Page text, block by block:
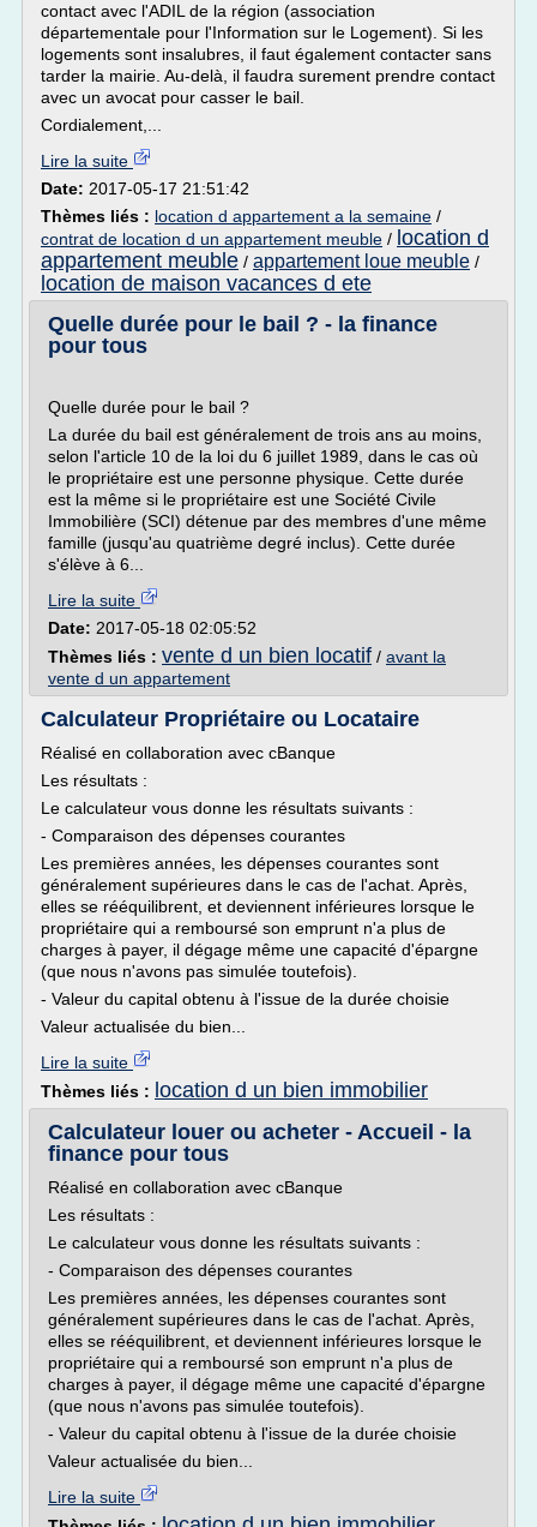
contact avec l'ADIL de la région (association
départementale pour l'Information sur le Logement). Si les
logements sont insalubres, il faut également contacter sans
tarder la mairie. Au-delà, il faudra surement prendre contact
avec un avocat pour casser le bail.
Cordialement,...
Lire la suite
Date: 2017-05-17 21:51:42
Thèmes liés : location d appartement a la semaine /
contrat de location d un appartement meuble / location d
appartement meuble / appartement loue meuble /
location de maison vacances d ete
Quelle durée pour le bail ? - la finance
pour tous
Quelle durée pour le bail ?
La durée du bail est généralement de trois ans au moins,
selon l'article 10 de la loi du 6 juillet 1989, dans le cas où
le propriétaire est une personne physique. Cette durée
est la même si le propriétaire est une Société Civile
Immobilière (SCI) détenue par des membres d'une même
famille (jusqu'au quatrième degré inclus). Cette durée
s'élève à 6...
Lire la suite
Date: 2017-05-18 02:05:52
Thèmes liés : vente d un bien locatif / avant la
vente d un appartement
Calculateur Propriétaire ou Locataire
Réalisé en collaboration avec cBanque
Les résultats :
Le calculateur vous donne les résultats suivants :
- Comparaison des dépenses courantes
Les premières années, les dépenses courantes sont
généralement supérieures dans le cas de l'achat. Après,
elles se rééquilibrent, et deviennent inférieures lorsque le
propriétaire qui a remboursé son emprunt n'a plus de
charges à payer, il dégage même une capacité d'épargne
(que nous n'avons pas simulée toutefois).
- Valeur du capital obtenu à l'issue de la durée choisie
Valeur actualisée du bien...
Lire la suite
Thèmes liés : location d un bien immobilier
Calculateur louer ou acheter - Accueil - la
finance pour tous
Réalisé en collaboration avec cBanque
Les résultats :
Le calculateur vous donne les résultats suivants :
- Comparaison des dépenses courantes
Les premières années, les dépenses courantes sont
généralement supérieures dans le cas de l'achat. Après,
elles se rééquilibrent, et deviennent inférieures lorsque le
propriétaire qui a remboursé son emprunt n'a plus de
charges à payer, il dégage même une capacité d'épargne
(que nous n'avons pas simulée toutefois).
- Valeur du capital obtenu à l'issue de la durée choisie
Valeur actualisée du bien...
Lire la suite